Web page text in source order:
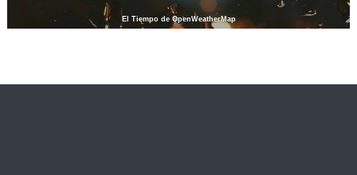
El Tiempo de OpenWeatherMap